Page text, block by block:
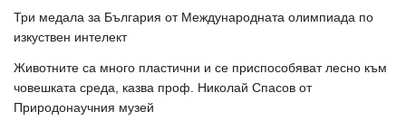
Три медала за България от Международната олимпиада по
изкуствен интелект
Животните са много пластични и се приспособяват лесно към
човешката среда, казва проф. Николай Спасов от
Природонаучния музей